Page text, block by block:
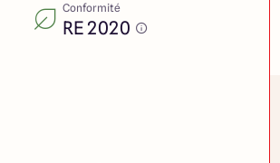
Conformité
RE 2020